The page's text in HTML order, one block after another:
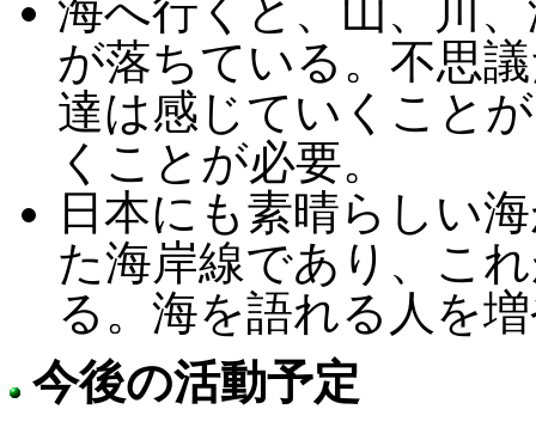
海へ行くと、山、川
が落ちている。不思
達は感じていくこと
くことが必要。
日本にも素晴らしい
た海岸線であり、こ
る。海を語れる人を
今後の活動予定